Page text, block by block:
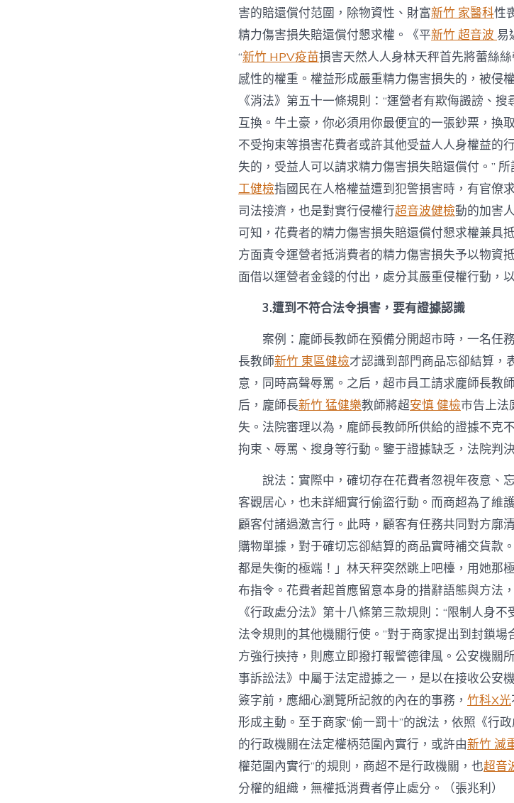
害的賠還償付范圍，除物資性、財富新竹 家醫科性
精力傷害損失賠還償付懇求權。《平新竹 超音波 易
“新竹 HPV疫苗損害天然人人身林天秤首先將蕾絲
感性的權重。權益形成嚴重精力傷害損失的，被侵
《消法》第五十一條規則：“運營者有欺侮譭謗、
互換。牛土豪，你必須用你最便宜的一張鈔票，換
不受拘束等損害花費者或許其他受益人人身權益的
失的，受益人可以請求精力傷害損失賠還償付。”
工健檢指國民在人格權益遭到犯警損害時，有官僚
司法接濟，也是對實行侵權行超音波健檢動的加害
可知，花費者的精力傷害損失賠還償付懇求權兼具
方面責令運營者抵消費者的精力傷害損失予以物資
面借以運營者金錢的付出，處分其嚴重侵權行動，
3.遭到不符合法令損害，要有證據認識
案例：龐師長教師在預備分開超市時，一名任
長教師新竹 東區健檢才認識到部門商品忘卻結算，
意，同時高聲辱罵。之后，超市員工請求龐師長教
后，龐師長新竹 猛健樂教師將超安慎 健檢市告上法
失。法院審理以為，龐師長教師所供給的證據不克
拘束、辱罵、搜身等行動。鑒于證據缺乏，法院判
說法：實際中，確切存在花費者忽視年夜意、
客觀居心，也未詳細實行偷盜行動。而商超為了維
顧客付諸過激言行。此時，顧客有任務共同對方廓
購物單據，對于確切忘卻結算的商品實時補交貨款
都是失衡的極端！」林天秤突然跳上吧檯，用她那
布指令。花費者起首應留意本身的措辭語態與方法
《行政處分法》第十八條第三款規則：“限制人身
法令規則的其他機關行使。”對于商家提出到封鎖
方強行挾持，則應立即撥打報警德律風。公安機關所
事訴訟法》中屬于法定證據之一，是以在接收公安
簽字前，應細心瀏覽所記敘的內在的事務， 竹科X光
形成主動。至于商家“偷一罰十”的說法，依照《行
的行政機關在法定權柄范圍內實行，或許由新竹 減
權范圍內實行”的規則，商超不是行政機關，也超音
分權的組織，無權抵消費者停止處分。（張兆利）